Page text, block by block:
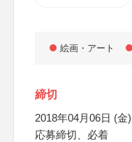
絵画・アート
締切
2018年04月06日 (金)
応募締切、必着